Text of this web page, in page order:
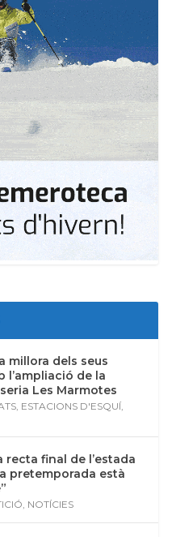
millora dels seus
l’ampliació de la
Les Marmotes
, ESTACIONS D'ESQUÍ,
recta final de l’estada
pretemporada està
, NOTÍCIES